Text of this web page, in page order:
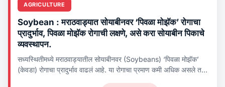
AGRICULTURE
Soybean : मराठवाड्यात सोयाबीनवर ‘पिवळा मोझॅक’ रोगाचा
प्रादुर्भाव, पिवळा मोझॅक रोगाची लक्षणे, असे करा सोयाबीन पिकाचे
व्यवस्थापन.
सध्यस्थितीमध्ये मराठवाड्यातील सोयाबीनवर (Soybeans) ‘पिवळा मोझॅक’
(केवडा) रोगाचा प्रादुर्भाव वाढलं आहे. या रोगाचा प्रमाण कमी अधिक असले तरी